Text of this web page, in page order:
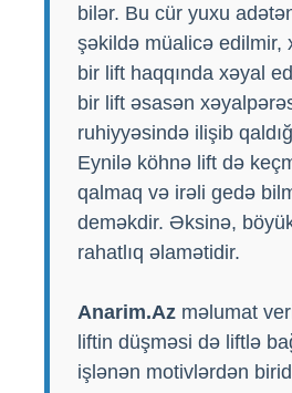
bilər. Bu cür yuxu
şəkildə müalicə edilmir,
bir lift haqqında xəyal
bir lift əsasən
ruhiyyəsində ilişib
Eynilə köhnə lift də
qalmaq və irəli gedə
deməkdir. Əksinə,
rahatlıq əlamətidir.
Anarim.Az məlumat
liftin düşməsi də liftlə
işlənən motivlərdən